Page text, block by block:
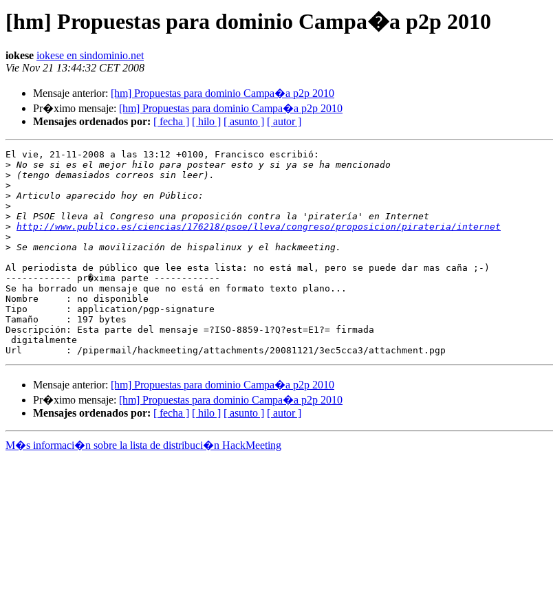
[hm] Propuestas para dominio Campa�a p2p 2010
iokese iokese en sindominio.net
Vie Nov 21 13:44:32 CET 2008
Mensaje anterior: [hm] Propuestas para dominio Campa�a p2p 2010
Pr�ximo mensaje: [hm] Propuestas para dominio Campa�a p2p 2010
Mensajes ordenados por: [ fecha ] [ hilo ] [ asunto ] [ autor ]
El vie, 21-11-2008 a las 13:12 +0100, Francisco escribió:
>
>
>
>
>
>
> http://www.publico.es/ciencias/176218/psoe/lleva/congreso/proposicion/pirateria/internet
>
>
Al periodista de público que lee esta lista: no está mal, pero se puede dar mas caña ;-)
------------ pr�xima parte ------------
Se ha borrado un mensaje que no está en formato texto plano...
Nombre     : no disponible
Tipo       : application/pgp-signature
Tamaño     : 197 bytes
Descripción: Esta parte del mensaje =?ISO-8859-1?Q?est=E1?= firmada
digitalmente
Mensaje anterior: [hm] Propuestas para dominio Campa�a p2p 2010
Pr�ximo mensaje: [hm] Propuestas para dominio Campa�a p2p 2010
Mensajes ordenados por: [ fecha ] [ hilo ] [ asunto ] [ autor ]
M�s informaci�n sobre la lista de distribuci�n HackMeeting